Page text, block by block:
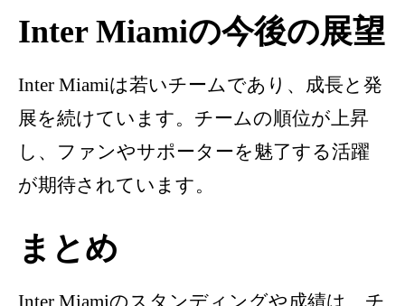
Inter Miamiの今後の展望
Inter Miamiは若いチームであり、成長と発
展を続けています。チームの順位が上昇
し、ファンやサポーターを魅了する活躍
が期待されています。
まとめ
Inter Miamiのスタンディングや成績は、チ